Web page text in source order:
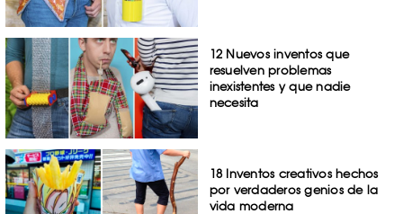
12 Nuevos inventos que
resuelven problemas
inexistentes y que nadie
necesita
18 Inventos creativos hechos
por verdaderos genios de la
vida moderna